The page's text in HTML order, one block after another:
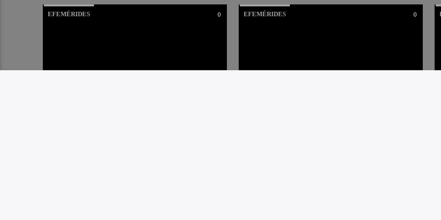
EFEMÉRIDES 0 EFEMÉRIDES 0